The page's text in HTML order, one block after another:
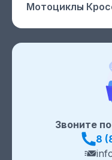
Звоните
8
Мотоциклы